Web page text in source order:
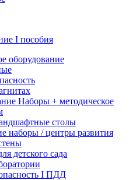
I пособия
оборудование
Наборы + методическое
столы
наборы / центры развития
детского сада
I ПДД